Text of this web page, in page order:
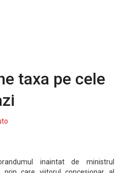
taxa pe cele
inaintat de ministrul